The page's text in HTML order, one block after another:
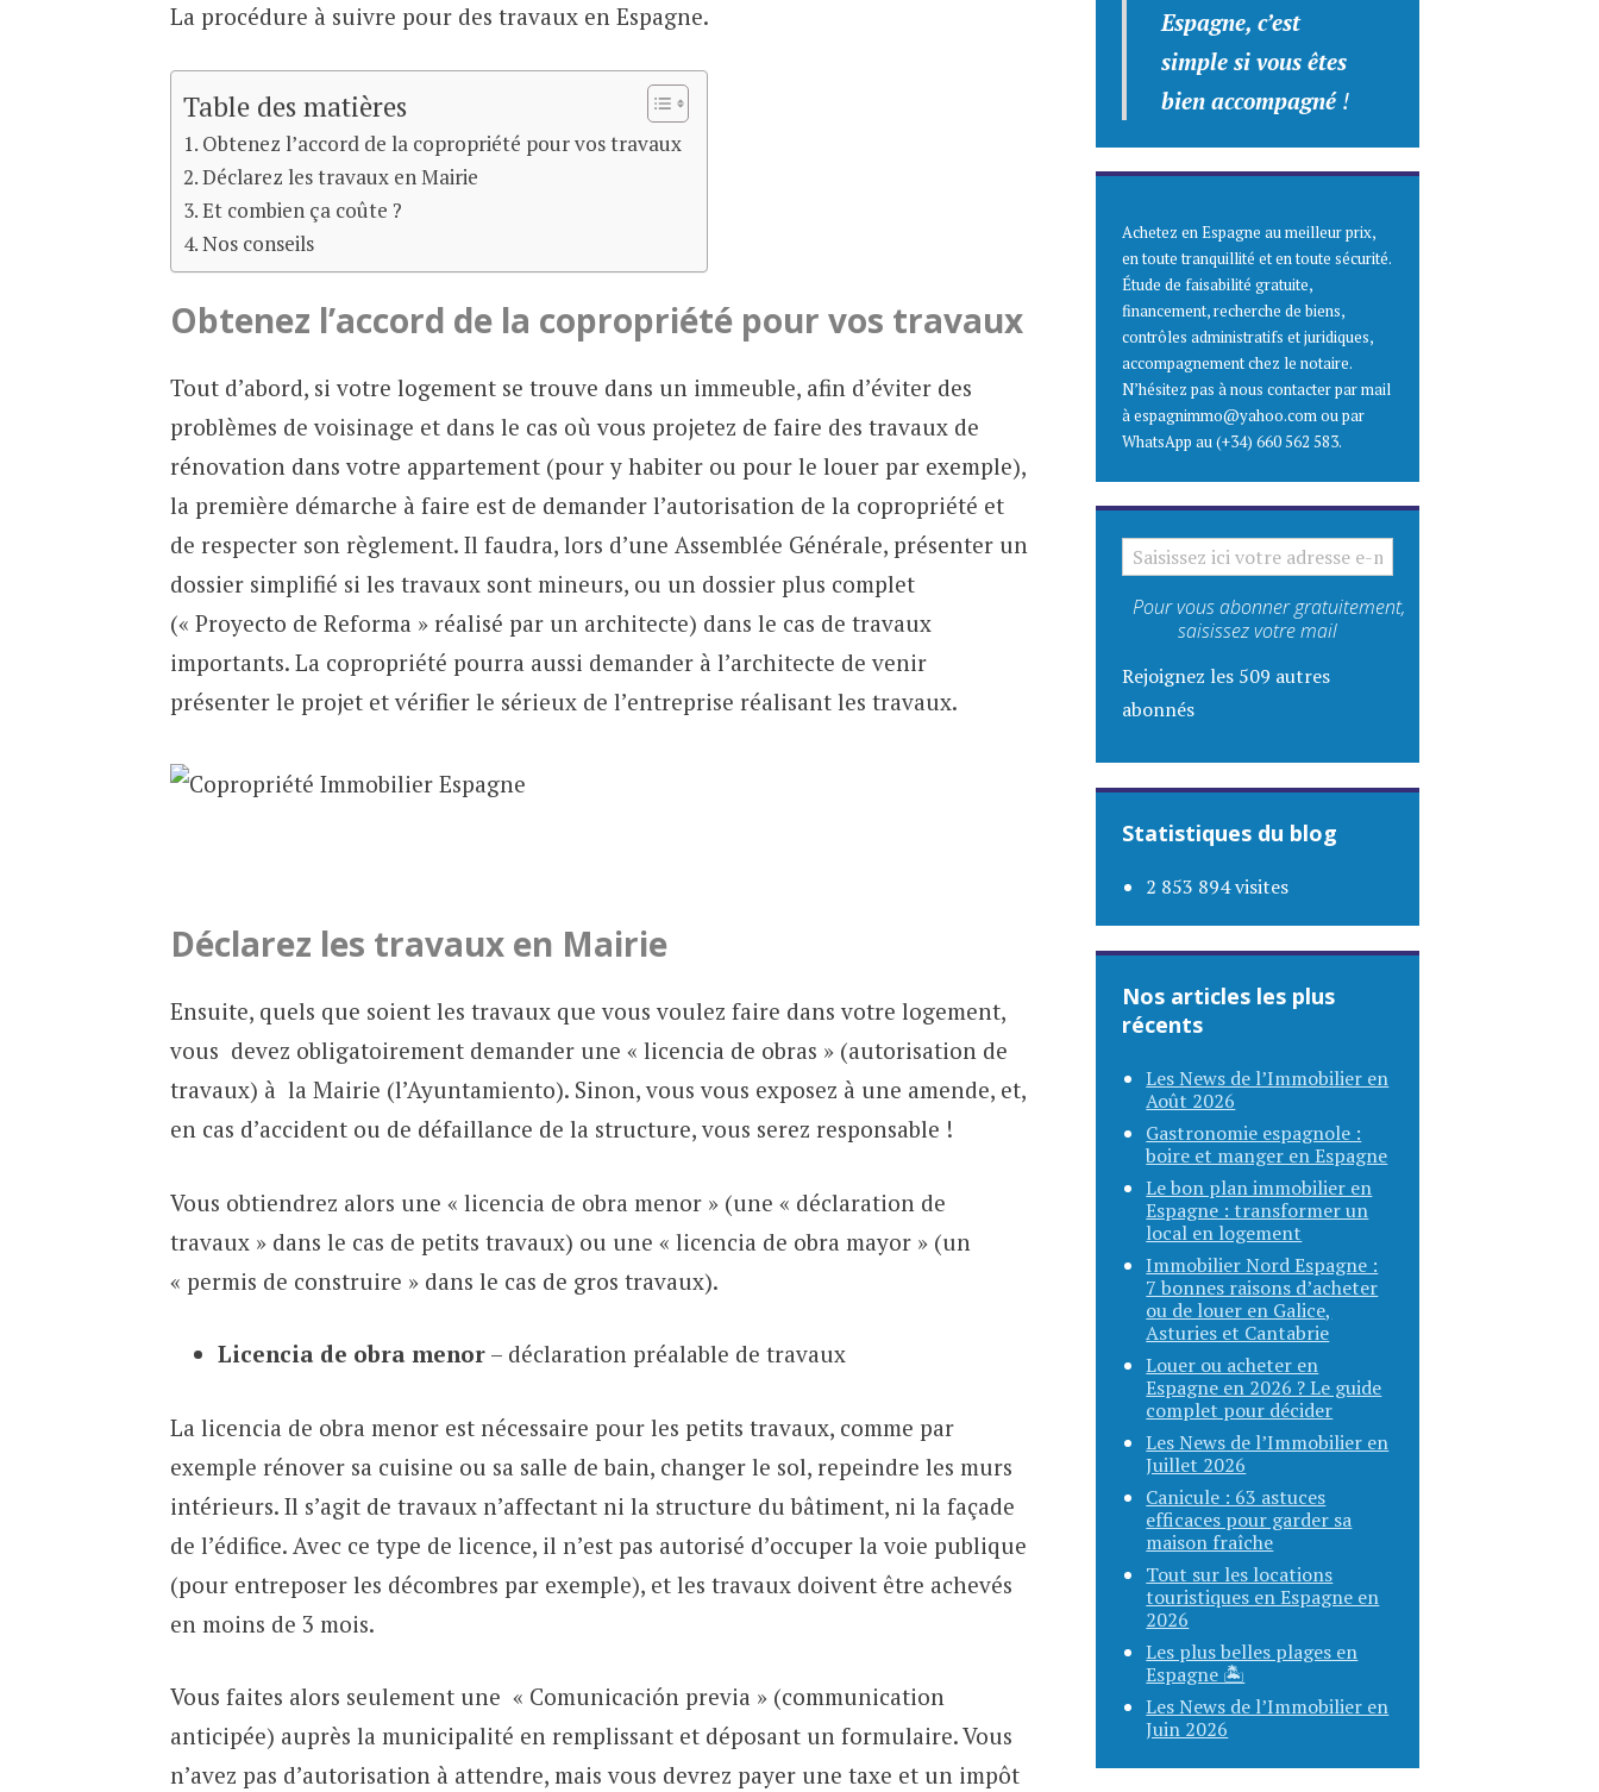
La procédure à suivre pour des travaux en Espagne.
Table des matières
Obtenez l’accord de la copropriété pour vos travaux
Déclarez les travaux en Mairie
Et combien ça coûte ?
Nos conseils
Obtenez l’accord de la copropriété pour vos travaux
Tout d’abord, si votre logement se trouve dans un immeuble, afin d’éviter des
problèmes de voisinage et dans le cas où vous projetez de faire des travaux de
rénovation dans votre appartement (pour y habiter ou pour le louer par exemple),
la première démarche à faire est de demander l’autorisation de la copropriété et
de respecter son règlement. Il faudra, lors d’une Assemblée Générale, présenter un
dossier simplifié si les travaux sont mineurs, ou un dossier plus complet
(« Proyecto de Reforma » réalisé par un architecte) dans le cas de travaux
importants. La copropriété pourra aussi demander à l’architecte de venir
présenter le projet et vérifier le sérieux de l’entreprise réalisant les travaux.
Déclarez les travaux en Mairie
Ensuite, quels que soient les travaux que vous voulez faire dans votre logement,
vous devez obligatoirement demander une « licencia de obras » (autorisation de
travaux) à la Mairie (l’Ayuntamiento). Sinon, vous vous exposez à une amende, et,
en cas d’accident ou de défaillance de la structure, vous serez responsable !
Vous obtiendrez alors une « licencia de obra menor » (une « déclaration de
travaux » dans le cas de petits travaux) ou une « licencia de obra mayor » (un
« permis de construire » dans le cas de gros travaux).
Licencia de obra menor– déclaration préalable de travaux
La licencia de obra menor est nécessaire pour les petits travaux, comme par
exemple rénover sa cuisine ou sa salle de bain, changer le sol, repeindre les murs
intérieurs. Il s’agit de travaux n’affectant ni la structure du bâtiment, ni la façade
de l’édifice. Avec ce type de licence, il n’est pas autorisé d’occuper la voie publique
(pour entreposer les décombres par exemple), et les travaux doivent être achevés
en moins de 3 mois.
Vous faites alors seulement une « Comunicación previa » (communication
anticipée) auprès la municipalité en remplissant et déposant un formulaire. Vous
n’avez pas d’autorisation à attendre, mais vous devrez payer une taxe et un impôt
Espagne, c’est
simple si vous êtes
bien accompagné!
Achetez en Espagne au meilleur prix,
en toute tranquillité et en toute sécurité.
Étude de faisabilité gratuite,
financement, recherche de biens,
contrôles administratifs et juridiques,
accompagnement chez le notaire.
N’hésitez pas à nous contacter par mail
à espagnimmo@yahoo.com ou par
WhatsApp au (+34) 660 562 583.
SAISISSEZ ICI VOTRE ADRESSE E-MAIL
Pour vous abonner gratuitement,
saisissez votre mail
Rejoignez les 509 autres
abonnés
Statistiques du blog
2 853 894 visites
Nos articles les plus
récents
Les News de l’Immobilier en
Août 2026
Gastronomie espagnole :
boire et manger en Espagne
Le bon plan immobilier en
Espagne : transformer un
local en logement
Immobilier Nord Espagne :
7 bonnes raisons d’acheter
ou de louer en Galice,
Asturies et Cantabrie
Louer ou acheter en
Espagne en 2026 ? Le guide
complet pour décider
Les News de l’Immobilier en
Juillet 2026
Canicule : 63 astuces
efficaces pour garder sa
maison fraîche
Tout sur les locations
touristiques en Espagne en
2026
Les plus belles plages en
Espagne 🏝️
Les News de l’Immobilier en
Juin 2026